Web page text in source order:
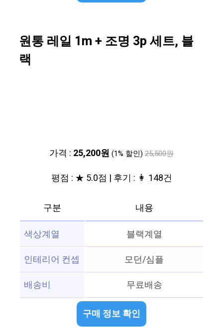
원통 레일 1m + 조명 3p 세트, 블
랙
가격 : 25,200원 (1% 할인) 25,500원
평점 : ★ 5.0점 | 후기 : 👩 148건
구분
내용
색상계열
블랙계열
인테리어 컨셉
모던/심플
배송비
무료배송
구매 정보 확인